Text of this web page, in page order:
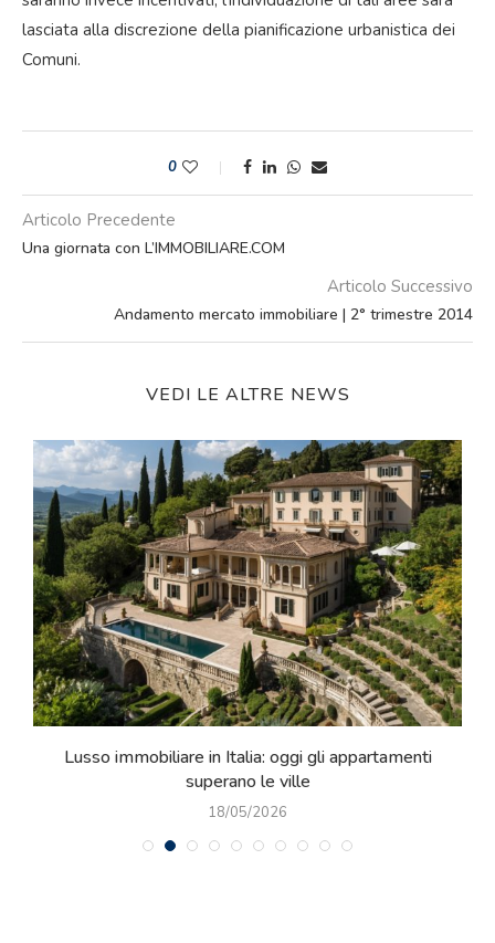
lasciata alla discrezione della pianificazione urbanistica dei
Comuni.
0
Articolo Precedente
Una giornata con L’IMMOBILIARE.COM
Articolo Successivo
Andamento mercato immobiliare | 2° trimestre 2014
VEDI LE ALTRE NEWS
Lusso immobiliare in Italia: oggi gli appartamenti
superano le ville
18/05/2026